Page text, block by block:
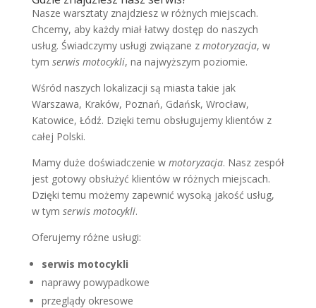
Nasze warsztaty znajdziesz w różnych miejscach.
Chcemy, aby każdy miał łatwy dostęp do naszych
usług. Świadczymy usługi związane z motoryzacja, w
tym serwis motocykli, na najwyższym poziomie.
Wśród naszych lokalizacji są miasta takie jak
Warszawa, Kraków, Poznań, Gdańsk, Wrocław,
Katowice, Łódź. Dzięki temu obsługujemy klientów z
całej Polski.
Mamy duże doświadczenie w motoryzacja. Nasz zespół
jest gotowy obsłużyć klientów w różnych miejscach.
Dzięki temu możemy zapewnić wysoką jakość usług,
w tym serwis motocykli.
Oferujemy różne usługi:
serwis motocykli
naprawy powypadkowe
przeglądy okresowe